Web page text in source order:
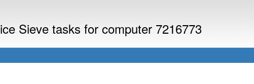
Sieve tasks for computer 7216773